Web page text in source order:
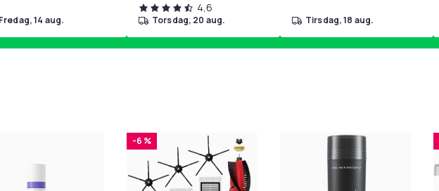
fredag, 14 aug.
4,6
torsdag, 20 aug. tirsdag, 18 aug.
-6 %